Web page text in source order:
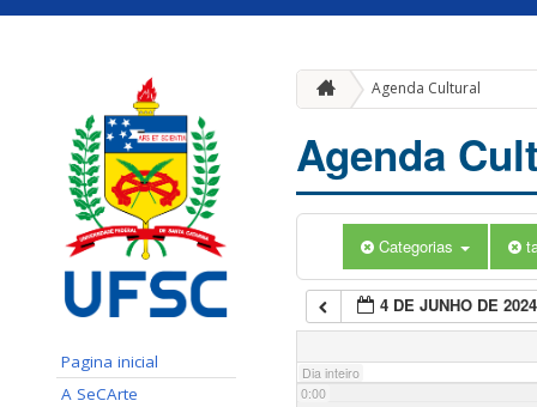
Pagina inicial
A SeCArte
Agenda Cultural
Agenda
Categorias
4 DE JUNHO DE 2024
Dia inteiro
0:00